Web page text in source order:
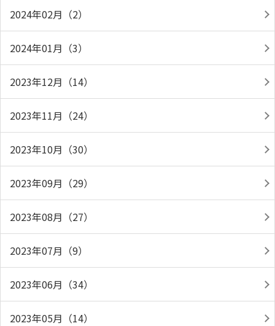
2024年02月（2）
2024年01月（3）
2023年12月（14）
2023年11月（24）
2023年10月（30）
2023年09月（29）
2023年08月（27）
2023年07月（9）
2023年06月（34）
2023年05月（14）